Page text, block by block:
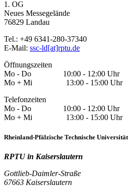
1. OG
Neues Messegelände
76829 Landau
Tel.: +49 6341-280-37340
E-Mail: ssc-ld[at]rptu.de
Öffnungszeiten
Mo - Do 10:00 - 12:00 Uhr
Mo + Mi 13:00 - 15:00 Uhr
Telefonzeiten
Mo - Do 10:00 - 12:00 Uhr
Mo + Mi 13:00 - 15:00 Uhr
Rheinland-Pfälzische Technische
RPTU in Kaiserslautern
Gottlieb-Daimler-Straße
67663 Kaiserslautern